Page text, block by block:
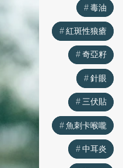
毒油
紅斑性狼瘡
奇亞籽
針眼
三伏貼
魚刺卡喉嚨
中耳炎
毒油
紅斑性狼瘡
奇亞籽
針眼
三伏貼
魚刺卡喉嚨
中耳炎